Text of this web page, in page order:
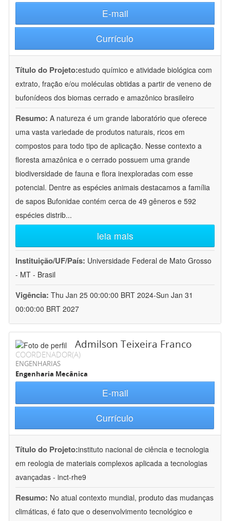
E-mail
Currículo
Título do Projeto:estudo químico e atividade biológica com
extrato, fração e/ou moléculas obtidas a partir de veneno de
bufonídeos dos biomas cerrado e amazônico brasileiro
Resumo: A natureza é um grande laboratório que oferece
uma vasta variedade de produtos naturais, ricos em
compostos para todo tipo de aplicação. Nesse contexto a
floresta amazônica e o cerrado possuem uma grande
biodiversidade de fauna e flora inexploradas com esse
potencial. Dentre as espécies animais destacamos a família
de sapos Bufonidae contém cerca de 49 gêneros e 592
espécies distrib...
leia mais
Instituição/UF/País: Universidade Federal de Mato Grosso
- MT - Brasil
Vigência: Thu Jan 25 00:00:00 BRT 2024-Sun Jan 31
00:00:00 BRT 2027
Admilson Teixeira Franco
COORDENADOR(A)
ENGENHARIAS
Engenharia Mecânica
E-mail
Currículo
Título do Projeto:instituto nacional de ciência e tecnologia
em reologia de materiais complexos aplicada a tecnologias
avançadas - inct-rhe9
Resumo: No atual contexto mundial, produto das mudanças
climáticas, é fato que o desenvolvimento tecnológico e